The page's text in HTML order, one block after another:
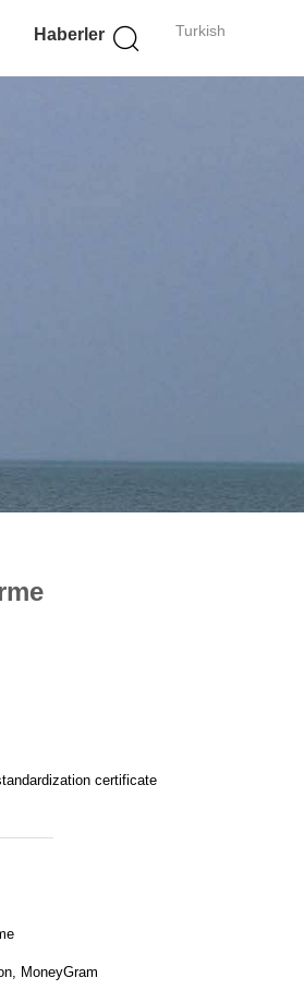
Turkish
Haberler
certificate
MoneyGram